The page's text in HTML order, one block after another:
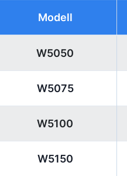
Modell
W5050
W5075
W5100
W5150